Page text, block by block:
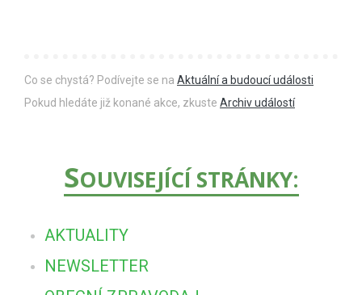
Co se chystá? Podívejte se na Aktuální a budoucí události
Pokud hledáte již konané akce, zkuste Archiv událostí
SOUVISEJÍCÍ STRÁNKY:
AKTUALITY
NEWSLETTER